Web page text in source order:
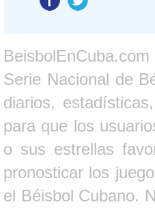
Serie Nacional de
diarios,
para que los
o sus estrellas
pronosticar los
el Béisbol Cubano.